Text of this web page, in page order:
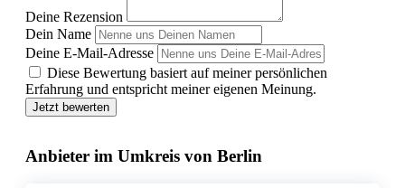
Deine Rezension
Dein Name
Deine E-Mail-Adresse
Diese Bewertung basiert auf meiner persönlichen
Erfahrung und entspricht meiner eigenen Meinung.
Jetzt bewerten
Anbieter im Umkreis von Berlin